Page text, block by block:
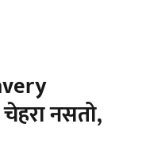
नसतो,